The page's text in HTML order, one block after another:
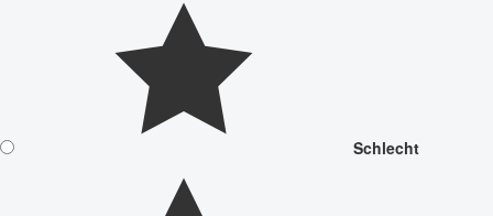
Schlecht